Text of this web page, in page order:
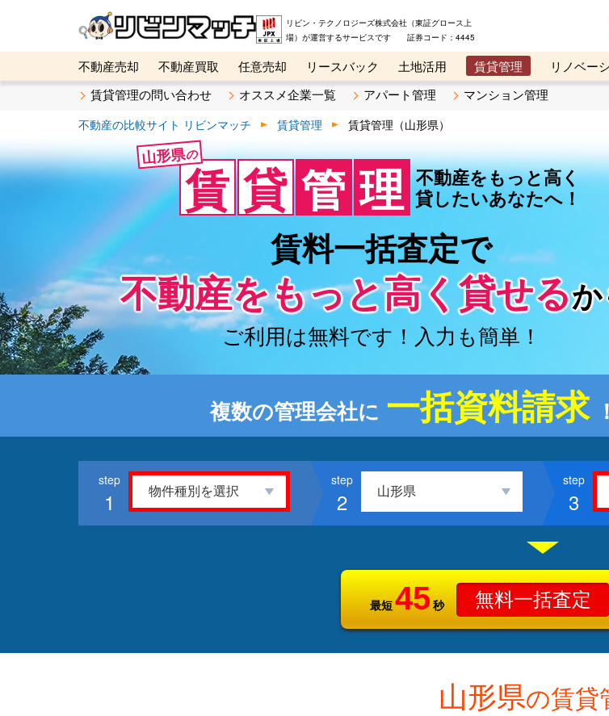
リビン・テクノロジーズ株式会社（東証グロース上
場）が運営するサービスです 証券コード：4445
不動産売却 不動産買取 任意売却 リースバック 土地活用 賃貸管理 リノベー
メタ住宅展示場
ベスト不動産カンパニー オンライン講座 リビンマガジンBiz 不動産
賃貸管理の問い合わせ オススメ企業一覧 アパート管理 マンション管理
不動産の比較サイト リビンマッチ 賃貸管理 賃貸管理（山形県）
山形県の
賃 貸 管 理 不動産をもっと高く
貸したいあなたへ！
賃料一括査定で
不動産をもっと高く貸せる
ご利用は無料です！入力も簡単！
複数の管理会社に 一括資料請求 ！
1 2 3
最短45 秒 無料一括査定
山形県の賃貸